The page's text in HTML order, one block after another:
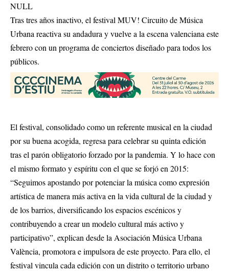
NULL
Tras tres años inactivo, el festival MUV! Circuito de Música
Urbana reactiva su andadura y vuelve a la escena valenciana este
febrero con un programa de conciertos diseñado para todos los
públicos.
El festival, consolidado como un referente musical en la ciudad
por su buena acogida, regresa para celebrar su quinta edición
tras el parón obligatorio forzado por la pandemia. Y lo hace con
el mismo formato y espíritu con el que se forjó en 2015:
“Seguimos apostando por potenciar la música como expresión
artística de manera más activa en la vida cultural de la ciudad y
de los barrios, diversificando los espacios escénicos y
contribuyendo a crear un modelo cultural más activo y
participativo”, explican desde la Asociación Música Urbana
València, promotora e impulsora de este proyecto. Para ello, el
festival vincula cada edición con un distrito o territorio urbano